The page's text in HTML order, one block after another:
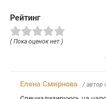
Рейтинг
( Пока оценок нет )
Елена Смирнова / автор